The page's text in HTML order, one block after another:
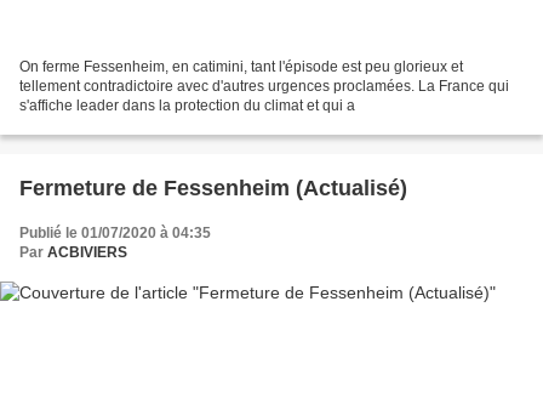
On ferme Fessenheim, en catimini, tant l'épisode est peu glorieux et
tellement contradictoire avec d'autres urgences proclamées. La France qui
s'affiche leader dans la protection du climat et qui a
Fermeture de Fessenheim (Actualisé)
Publié le 01/07/2020 à 04:35
Par ACBIVIERS